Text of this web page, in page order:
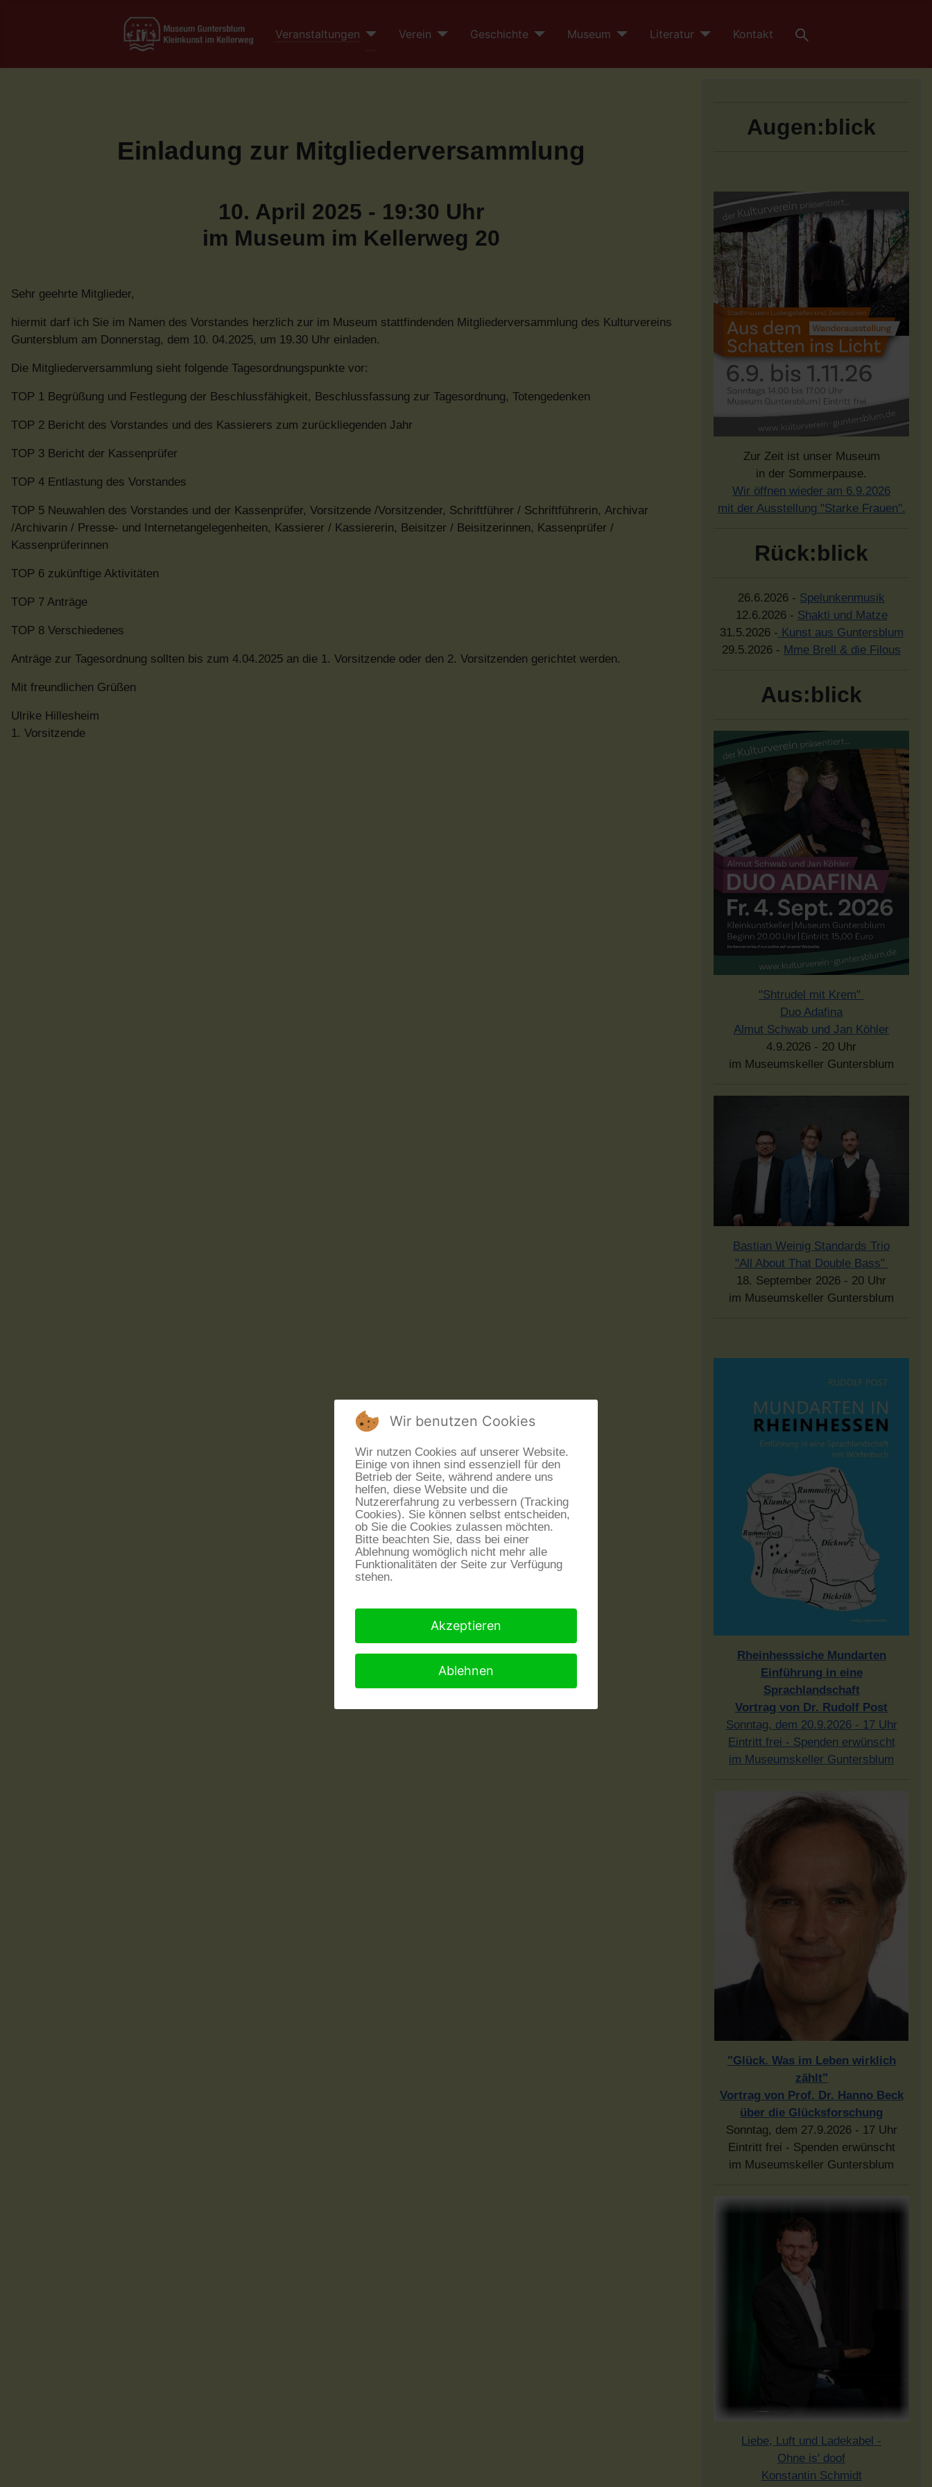
Veranstaltungen Verein Geschichte Museum Literatur Kontakt
Einladung zur Mitgliederversammlung
10. April 2025 - 19:30 Uhr
im Museum im Kellerweg 20
Sehr geehrte Mitglieder,
hiermit darf ich Sie im Namen des Vorstandes herzlich zur im Museum stattfindenden Mitgliederversammlung des Kulturvereins
Guntersblum am Donnerstag, dem 10. 04.2025, um 19.30 Uhr einladen.
Die Mitgliederversammlung sieht folgende Tagesordnungspunkte vor:
TOP 1 Begrüßung und Festlegung der Beschlussfähigkeit, Beschlussfassung zur Tagesordnung, Totengedenken
TOP 2 Bericht des Vorstandes und des Kassierers zum zurückliegenden Jahr
TOP 3 Bericht der Kassenprüfer
TOP 4 Entlastung des Vorstandes
TOP 5 Neuwahlen des Vorstandes und der Kassenprüfer, Vorsitzende /Vorsitzender, Schriftführer / Schriftführerin, Archivar
/Archivarin / Presse- und Internetangelegenheiten, Kassierer / Kassiererin, Beisitzer / Beisitzerinnen, Kassenprüfer /
Kassenprüferinnen
TOP 6 zukünftige Aktivitäten
TOP 7 Anträge
TOP 8 Verschiedenes
Anträge zur Tagesordnung sollten bis zum 4.04.2025 an die 1. Vorsitzende oder den 2. Vorsitzenden gerichtet werden.
Mit freundlichen Grüßen
Ulrike Hillesheim
1. Vorsitzende
Augen:blick
Zur Zeit ist unser Museum
in der Sommerpause.
Wir öffnen wieder am 6.9.2026
mit der Ausstellung "Starke Frauen".
Rück:blick
26.6.2026 - Spelunkenmusik
12.6.2026 - Shakti und Matze
31.5.2026 - Kunst aus Guntersblum
29.5.2026 - Mme Brell & die Filous
Aus:blick
"Shtrudel mit Krem"
Duo Adafina
Almut Schwab und Jan Köhler
4.9.2026 - 20 Uhr
im Museumskeller Guntersblum
Bastian Weinig Standards Trio
"All About That Double Bass"
18. September 2026 - 20 Uhr
im Museumskeller Guntersblum
Rheinhesssiche Mundarten
Einführung in eine
Sprachlandschaft
Vortrag von Dr. Rudolf Post
Sonntag, dem 20.9.2026 - 17 Uhr
Eintritt frei - Spenden erwünscht
im Museumskeller Guntersblum
"Glück. Was im Leben wirklich
zählt"
Vortrag von Prof. Dr. Hanno Beck
über die Glücksforschung
Sonntag, dem 27.9.2026 - 17 Uhr
Eintritt frei - Spenden erwünscht
im Museumskeller Guntersblum
Liebe, Luft und Ladekabel -
Ohne is' doof
Konstantin Schmidt
Wir benutzen Cookies
Wir nutzen Cookies auf unserer Website.
Einige von ihnen sind essenziell für den
Betrieb der Seite, während andere uns
helfen, diese Website und die
Nutzererfahrung zu verbessern (Tracking
Cookies). Sie können selbst entscheiden,
ob Sie die Cookies zulassen möchten.
Bitte beachten Sie, dass bei einer
Ablehnung womöglich nicht mehr alle
Funktionalitäten der Seite zur Verfügung
stehen.
Akzeptieren
Ablehnen